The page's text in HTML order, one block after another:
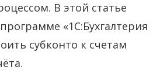
В этой статье
«1С:Бухгалтерия
субконто к счетам